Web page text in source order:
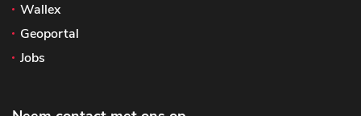
Wallex
Geoportal
Jobs